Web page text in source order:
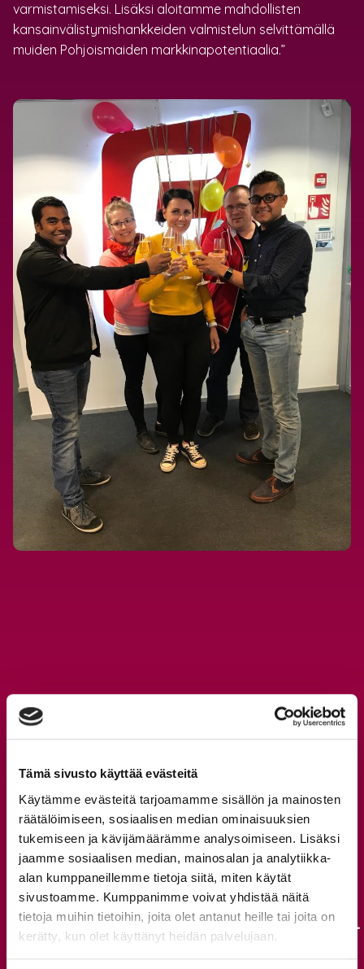
Tämä sivusto käyttää evästeitä
Käytämme evästeitä tarjoamamme sisällön ja mainosten
räätälöimiseen, sosiaalisen median ominaisuuksien
tukemiseen ja kävijämäärämme analysoimiseen. Lisäksi
jaamme sosiaalisen median, mainosalan ja analytiikka-
alan kumppaneillemme tietoja siitä, miten käytät
sivustoamme. Kumppanimme voivat yhdistää näitä
tietoja muihin tietoihin, joita olet antanut heille tai joita on
kerätty, kun olet käyttänyt heidän palvelujaan.
varmistamiseksi. Lisäksi aloitamme mahdollisten
kansainvälistymishankkeiden valmistelun selvittämällä
muiden Pohjoismaiden markkinapotentiaalia.”
Lue myös
29.7.2026
Fatmanille Business Finlandin Sprint-